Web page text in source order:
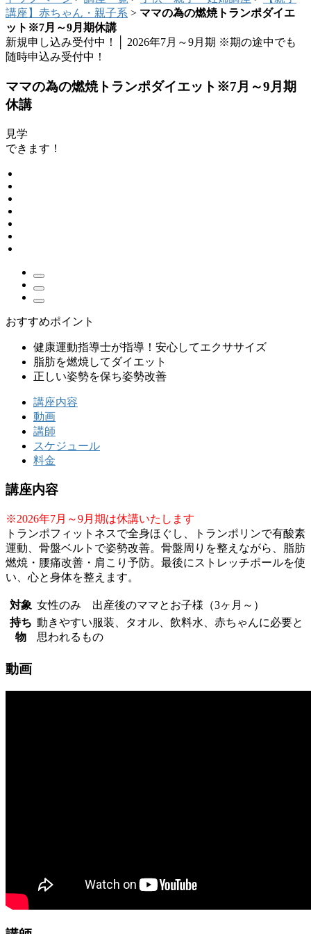
講座】赤ちゃん・親子系 > ママの為の燃焼トランポダイエ
ット※7月～9月期休講
新規申し込み受付中！│
2026年7月～9月期 ※期の途中でも
随時申込み受付中！
ママの為の燃焼トランポダイエット※7月～9月期
休講
見学
できます！
おすすめポイント
健康運動指導士が指導！安心してエクササイズ
脂肪を燃焼してダイエット
正しい姿勢を保ち姿勢改善
講座内容
動画
講師
スケジュール
料金
講座内容
※2026年7月～9月期は休講いたします
トランポフィットネスで全身ほぐし、トランポリンで有酸素
運動、骨盤ベルトで姿勢改善。骨盤周りを整えながら、脂肪
燃焼・腰痛改善・肩こり予防。最後にストレッチポールを使
い、心と身体を整えます。
対象 女性のみ 出産後のママとお子様（3ヶ月～）
持ち
物
動きやすい服装、タオル、飲料水、赤ちゃんに必要と
思われるもの
動画